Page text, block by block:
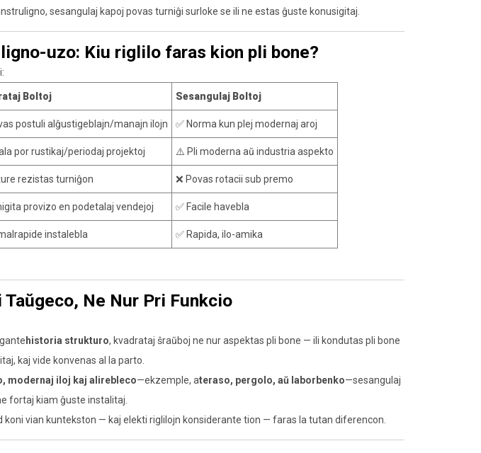
sesangulaj kapoj povas turniĝi surloke se ili ne estas ĝuste konusigitaj.
uzo: Kiu riglilo faras kion pli bone?
Boltoj Sesangulaj Boltoj
postuli alĝustigeblajn/manajn ilojn ✅ Norma kun plej modernaj aroj
por rustikaj/periodaj projektoj ⚠️ Pli moderna aŭ industria aspekto
rezistas turniĝon ❌ Povas rotacii sub premo
provizo en podetalaj vendejoj ✅ Facile havebla
instalebla ✅ Rapida, ilo-amika
Ne Nur Pri Funkcio
historia strukturo, kvadrataj ŝraŭboj ne nur aspektas pli bone — ili kondutas pli bone
kaj vide konvenas al la parto.
modernaj iloj kaj alirebleco—ekzemple, ateraso, pergolo, aŭ laborbenko—sesangulaj
fortaj kiam ĝuste instalitaj.
koni vian kuntekston — kaj elekti riglilojn konsiderante tion — faras la tutan diferencon.